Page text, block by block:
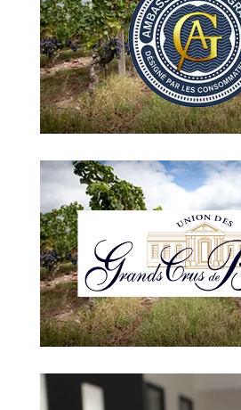
Nieuwe tekst
Nieuwe tekst